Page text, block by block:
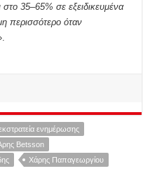
35–65% σε εξειδικευμένα
περισσότερο όταν
ενημέρωσης
Betsson
Χάρης Παπαγεωργίου